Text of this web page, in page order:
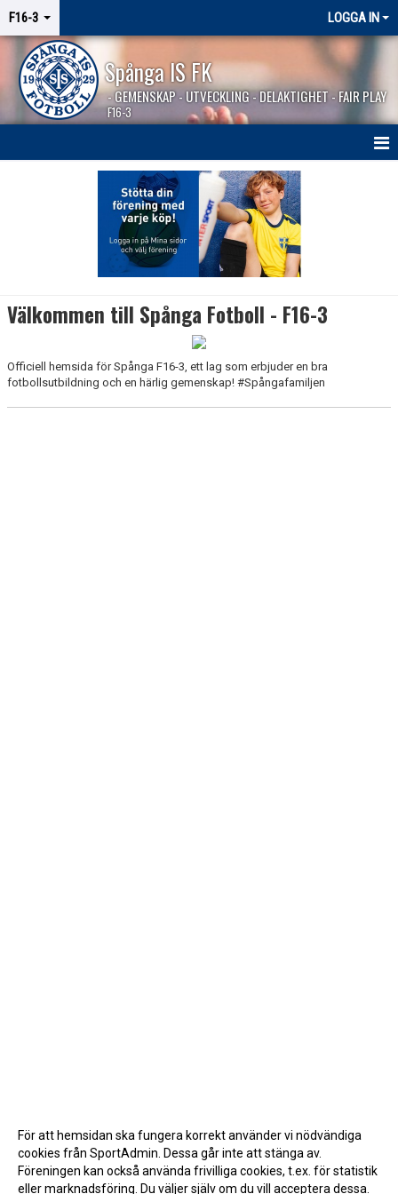
F16-3 LOGGA IN
Spånga IS FK
- GEMENSKAP - UTVECKLING - DELAKTIGHET - FAIR PLAY
F16-3
Välkommen till Spånga Fotboll - F16-3
Officiell hemsida för Spånga F16-3, ett lag som erbjuder en bra
fotbollsutbildning och en härlig gemenskap! #Spångafamiljen
För att hemsidan ska fungera korrekt använder vi nödvändiga
cookies från SportAdmin. Dessa går inte att stänga av.
Föreningen kan också använda frivilliga cookies, t.ex. för statistik
eller marknadsföring. Du väljer själv om du vill acceptera dessa.